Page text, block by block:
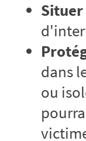
dans
ou